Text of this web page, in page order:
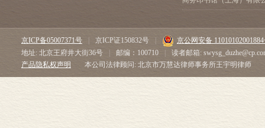
京ICP备05007371号 京ICP证150832号
京公网安备
地址: 北京王府井大街36号
邮编：100710
读者邮箱:
产品隐私权声明
本公司法律顾问: 北京市万慧达律师事务所王宇明律师